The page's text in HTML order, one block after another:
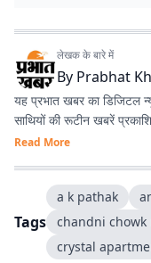
लेखक के बारे में
By Prabhat
यह प्रभात खबर का डिजिटल
साथियों की रूटीन खबरें
Read More
Tags
a k pathak
chandni
crystal